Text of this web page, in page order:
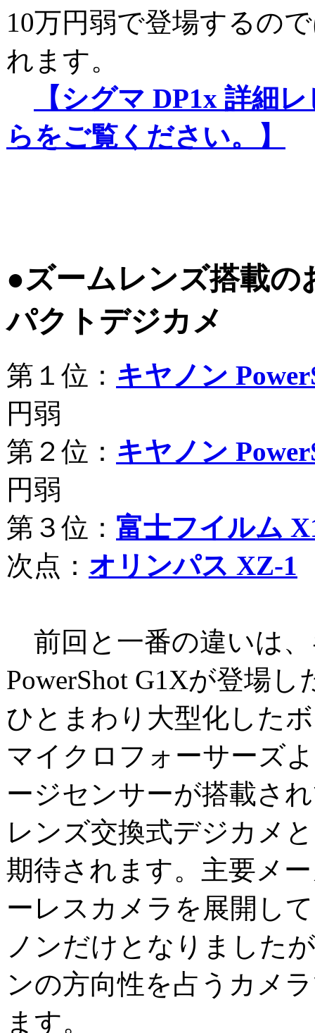
10万円弱で登場するの
れます。
【シグマ DP1x 詳細
らをご覧ください。】
●ズームレンズ搭載の
パクトデジカメ
第１位： キヤノン
円弱
第２位： キヤノン
円弱
第３位： 富士フイルム
次点： オリンパス XZ-1
前回と一番の違いは
PowerShot G1Xが登場
ひとまわり大型化した
マイクロフォーサーズ
ージセンサーが搭載さ
レンズ交換式デジカメ
期待されます。主要メ
ーレスカメラを展開し
ノンだけとなりました
ンの方向性を占うカメ
ます。